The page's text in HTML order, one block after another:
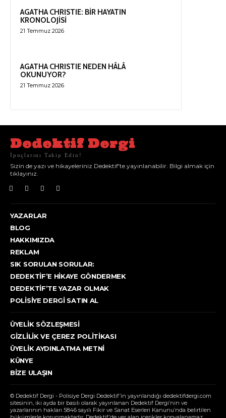
AGATHA CHRISTIE: BİR HAYATIN
KRONOLOJİSİ
21 Temmuz 2026
AGATHA CHRISTIE NEDEN HÂLÂ
OKUNUYOR?
21 Temmuz 2026
Dedektif Dergi
İpuçlarını Takip Edin!
Sizin de yazı ve hikayeleriniz Dedektif'te yayınlanabilir. Bilgi almak için
tıklayınız.
YAZARLAR
BLOG
HAKKIMIZDA
REKLAM
SIK SORULAN SORULAR:
DEDEKTIF’E HIKAYE GÖNDERMEK
DEDEKTIF’TE YAZAR OLMAK
POLISIYE DERGI SATIN AL
ÜYELIK SÖZLEŞMESI
GIZLILIK VE ÇEREZ POLITIKASI
ÜYELIK AYDINLATMA METNI
KÜNYE
BIZE ULAŞIN
© Dedektif Dergi - Polisiye Dergi Dedektif’in yayınlandığı dedektifdergi.com
sitesinin, iki ayda bir basılı olarak yayınlanan Dedektif Dergi’nin ve
yazarlarının hakları 5846 sayılı Fikir ve Sanat Eserleri Kanunu’nda belirtilen